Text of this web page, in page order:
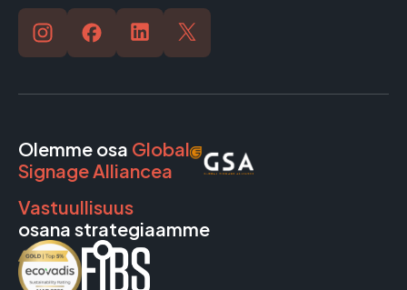
Olemme osa Global
Signage Alliancea
Vastuullisuus
osana strategiaamme